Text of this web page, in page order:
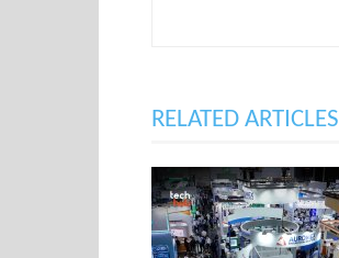
RELATED ARTICLES